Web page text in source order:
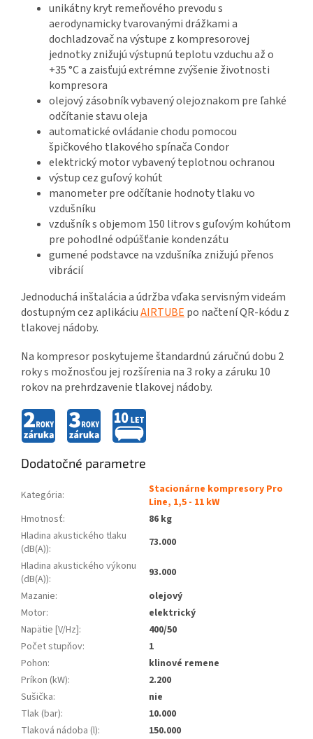
unikátny kryt remeňového prevodu s
aerodynamicky tvarovanými drážkami a
dochladzovač na výstupe z kompresorovej
jednotky znižujú výstupnú teplotu vzduchu až o
+35 °C a zaisťujú extrémne zvýšenie životnosti
kompresora
olejový zásobník vybavený olejoznakom pre ľahké
odčítanie stavu oleja
automatické ovládanie chodu pomocou
špičkového tlakového spínača Condor
elektrický motor vybavený teplotnou ochranou
výstup cez guľový kohút
manometer pre odčítanie hodnoty tlaku vo
vzdušníku
vzdušník s objemom 150 litrov s guľovým kohútom
pre pohodlné odpúšťanie kondenzátu
gumené podstavce na vzdušníka znižujú přenos
vibrácií
Jednoduchá inštalácia a údržba vďaka servisným videám
dostupným cez aplikáciuAIRTUBE po načtení QR-kódu z
tlakovej nádoby.
Na kompresor poskytujeme štandardnú záručnú dobu 2
roky s možnosťou jej rozšírenia na 3 roky a záruku 10
rokov na prehrdzavenie tlakovej nádoby.
Dodatočné parametre
Kategória:
Stacionárne kompresory Pro
Line, 1,5 - 11 kW
Hmotnosť:
86 kg
Hladina akustického tlaku
(dB(A)):
73.000
Hladina akustického výkonu
(dB(A)):
93.000
Mazanie:
olejový
Motor:
elektrický
Napätie [V/Hz]:
400/50
Počet stupňov:
1
Pohon:
klinové remene
Príkon (kW):
2.200
Sušička:
nie
Tlak (bar):
10.000
Tlaková nádoba (l):
150.000